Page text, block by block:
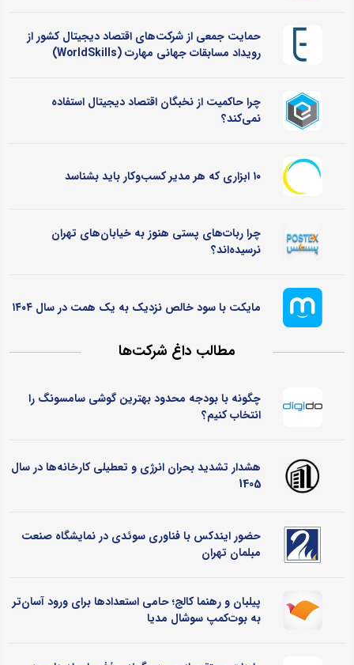
حمایت جمعی از شرکت‌های اقتصاد دیجیتال کشور از
رویداد مسابقات جهانی مهارت (WorldSkills)
چرا حاکمیت از نخبگان اقتصاد دیجیتال استفاده
نمی‌کند؟
۱۰ ابزاری که هر مدیر کسب‌وکار باید بشناسد
چرا ربات‌های پستی هنوز به خیابان‌های تهران
نرسیده‌اند؟
مایکت با سود خالص نزدیک به یک همت در سال ۱۴۰۴
مطالب داغ شرکت‌ها
چگونه با بودجه محدود بهترین گوشی سامسونگ را
انتخاب کنیم؟
هشدار تشدید بحران انرژی و تعطیلی کارخانه‌ها در سال
1405
حضور ایندکس با فناوری سوئدی در نمایشگاه صنعت
مبلمان تهران
پیلبان و رهنما کالج؛ حامی استعدادها برای ورود آسان‌تر
به بوت‌کمپ سوشال مدیا